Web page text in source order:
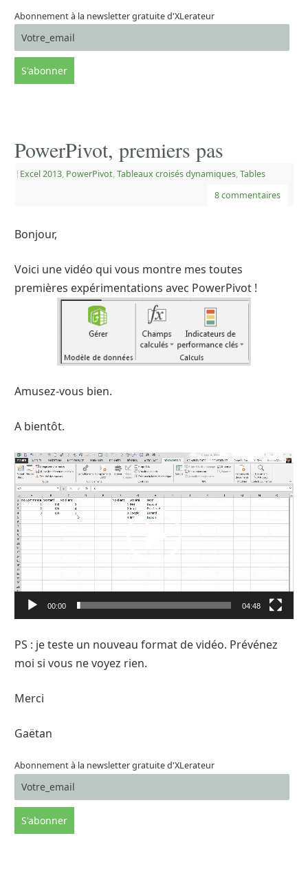
Abonnement à la newsletter gratuite d'XLerateur
PowerPivot, premiers pas
| Excel 2013, PowerPivot, Tableaux croisés dynamiques, Tables
8 commentaires
Bonjour,
Voici une vidéo qui vous montre mes toutes
premières expérimentations avec PowerPivot !
Amusez-vous bien.
A bientôt.
Lecteur
vidéo
00:00 04:48
PS : je teste un nouveau format de vidéo. Prévénez
moi si vous ne voyez rien.
Merci
Gaëtan
Abonnement à la newsletter gratuite d'XLerateur